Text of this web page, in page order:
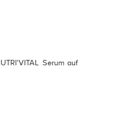
Serum auf